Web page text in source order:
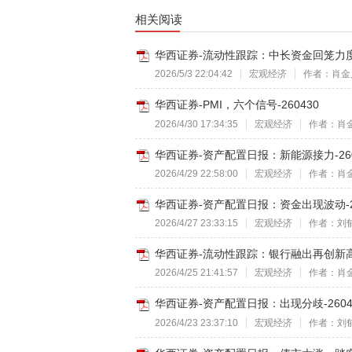
相关阅读
华西证券-流动性跟踪：中长资金回笼力
2026/5/3 22:04:42 宏观经济 作者：肖
华西证券-PMI，六个信号-260430
2026/4/30 17:34:35 宏观经济 作者：肖
华西证券-资产配置日报：新能源接力-
2026/4/29 22:58:00 宏观经济 作者：肖
华西证券-资产配置日报：资金出现波动
2026/4/27 23:33:15 宏观经济 作者：刘
华西证券-流动性跟踪：银行融出再创新
2026/4/25 21:41:57 宏观经济 作者：肖
华西证券-资产配置日报：出现分歧-
2026/4/23 23:37:10 宏观经济 作者：刘